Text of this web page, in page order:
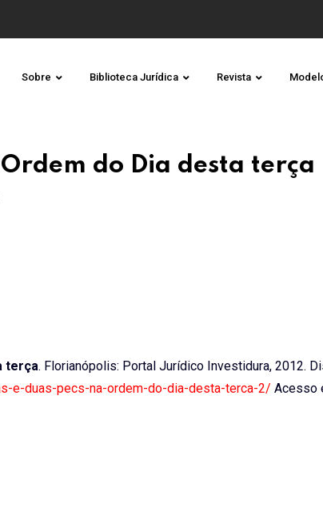
Sobre Biblioteca Jurídica Revista
do Dia desta terça
terça. Florianópolis: Portal Jurídico Investidura, 2012.
e-duas-pecs-na-ordem-do-dia-desta-terca-2/ Acesso